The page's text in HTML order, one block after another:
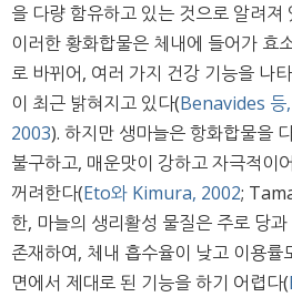
을 다량 함유하고 있는 것으로 알려져
이러한 황화합물은 체내에 들어가 효
로 바뀌어, 여러 가지 건강 기능을 나
이 최근 밝혀지고 있다(Benavides 등
2003). 하지만 생마늘은 항화합물을
불구하고, 매운맛이 강하고 자극적이
꺼려한다(Eto와 Kimura, 2002;
한, 마늘의 생리활성 물질은 주로 당
존재하여, 체내 흡수율이 낮고 이용률
면에서 제대로 된 기능을 하기 어렵다(